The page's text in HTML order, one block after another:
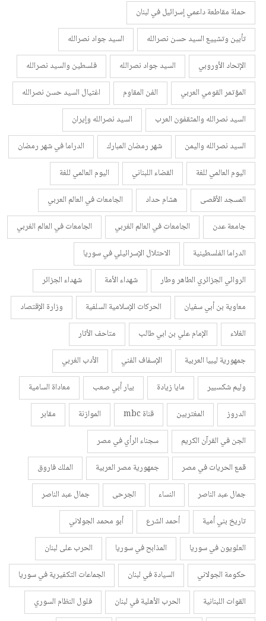
حملة مقاطعة داعمي إسرائيل في لبنان
تأبين وتشييع السيد حسن نصرالله
السيد جواد نصرالله
الإتحاد الأوروبي
السيد جواد نصرالله
فلسطين والسيد نصرالله
المؤتمر القومي العربي
الفن المقاوم
اغتيال السيد حسن نصرالله
السيد نصرالله والمثقفون العرب
السيد نصرالله وإيران
السيد نصرالله واليمن
شهر رمضان المبارك
الدراما في شهر رمضان
اليوم العالمي للغة
القضاء اللبناني
اليوم العالمي للغة
المسجد الأقصى
هشام حداد
الجامعات في العالم العربي
جامعة عدن
الجامعات في العالم الغربي
الجامعات في العالم الغربي
الدراما الفلسطينية
الاحتلال الإسرائيلي في سوريا
الروائي الجزائري الطاهر وطار
شهداء الأمة
شهداء الجزائر
معاوية بن أبي سفيان
الحركات الإسلامية السلفية
وزارة الإقتصاد
الغلاء
الإمام علي بن ابي طالب
متاحف الأثار
جمهورية ليبيا العربية
الإسفاف الفني
الأدب الغربي
وليم شكسبير
مايا زيادة بيار أبي صعب
معاداة السامية
الدروز
المغتربين قناة mbc الموازنة
مقابر
الجن في القرآن الكريم
سجناء الرأي في مصر
قمع الحريات في مصر
جمهورية مصر العربية
الملك فاروق
جمال عبد الناصر
النساء الجرحى
جمال عبد الناصر
تاريخ بني أمية
أحمد الشرع
أبو محمد الجولاني
العلويون في سوريا
المذابح في سوريا
الحرب على لبنان
حكومة الجولاني
السيادة في لبنان
الجماعات التكفيرية في سوريا
القوات اللبنانية
الحرب الأهلية في لبنان
فلول النظام السوري